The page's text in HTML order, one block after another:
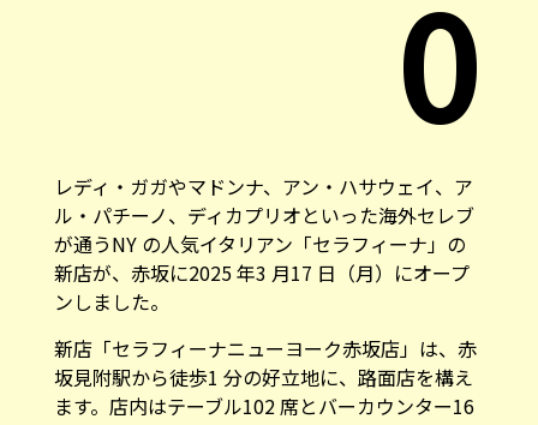
0
レディ・ガガやマドンナ、アン・ハサウェイ、ア
ル・パチーノ、ディカプリオといった海外セレブ
が通うNY の人気イタリアン「セラフィーナ」の
新店が、赤坂に2025 年3 月17 日（月）にオープ
ンしました。
新店「セラフィーナニューヨーク赤坂店」は、赤
坂見附駅から徒歩1 分の好立地に、路面店を構え
ます。店内はテーブル102 席とバーカウンター16